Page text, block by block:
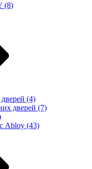
(8)
(4)
дверей (7)
Abloy (43)